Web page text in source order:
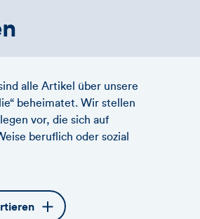
alle Artikel über unsere
beheimatet. Wir stellen
vor, die sich auf
beruflich oder sozial